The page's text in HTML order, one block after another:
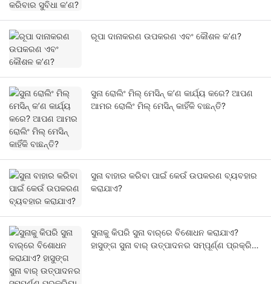
ରୂପା ଦାନାକରଣ ଉପକରଣ ଏବଂ କୌଶଳ କ’ଣ?
ସୁନା ରୋଲିଂ ମିଲ୍ ମେସିନ୍ କ’ଣ କାର୍ଯ୍ୟ କରେ? ଆପଣ
ଆମର ରୋଲିଂ ମିଲ୍ ମେସିନ୍ କାହିଁକି ବାଛନ୍ତି?
ସୁନା ବାହାର କରିବା ପାଇଁ କେଉଁ ଉପକରଣ ବ୍ୟବହାର
କରାଯାଏ?
ସୁନାକୁ କିପରି ସୁନା ବାର୍‌ରେ ବିଶୋଧନ କରାଯାଏ?
ହାସୁଙ୍ଗ ସୁନା ବାର୍ ଉତ୍ପାଦନର ସମ୍ପୂର୍ଣ୍ଣ ପ୍ରକ୍ରିୟା